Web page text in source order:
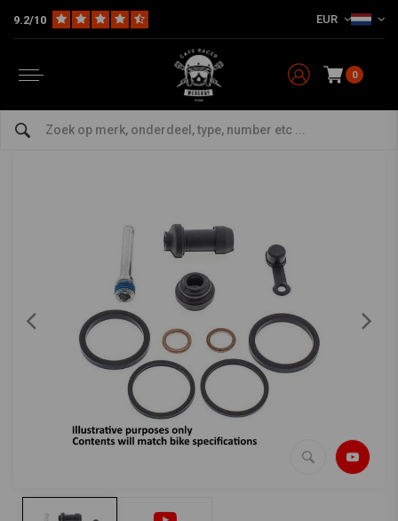
9.2/10 EUR
0
The Workshop Remklauw reparatieset voorzijde model 18-3256
bekijk alles van All Balls
Remklauw reparatieset voorzijde model 18-
0/5 (0 reviews)